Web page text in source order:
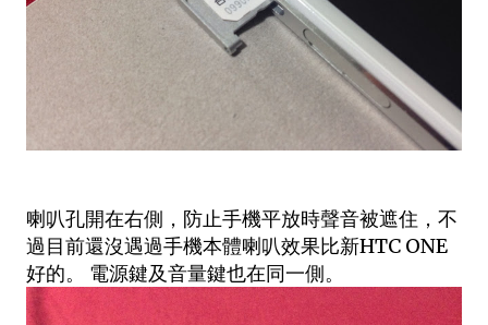
喇叭孔開在右側，防止手機平放時聲音被遮住，不
過目前還沒遇過手機本體喇叭效果比新HTC ONE
好的。 電源鍵及音量鍵也在同一側。